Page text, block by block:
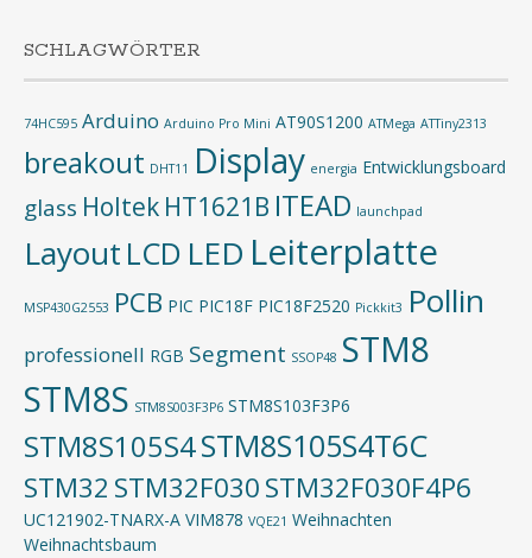
SCHLAGWÖRTER
74HC595 Arduino Arduino Pro Mini AT90S1200 ATMega ATTiny2313
breakout DHT11 Display energia Entwicklungsboard
glass Holtek HT1621B ITEAD launchpad
Layout LCD LED Leiterplatte
MSP430G2553 PCB PIC PIC18F PIC18F2520 Pickkit3 Pollin
professionell RGB Segment SSOP48 STM8
STM8S STM8S003F3P6 STM8S103F3P6
STM8S105S4STM8S105S4T6C
STM32 STM32F030STM32F030F4P6
UC121902-TNARX-A VIM878 VQE21 Weihnachten
Weihnachtsbaum